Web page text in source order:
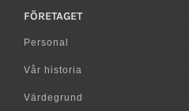
FÖRETAGET
Personal
Vår historia
Värdegrund